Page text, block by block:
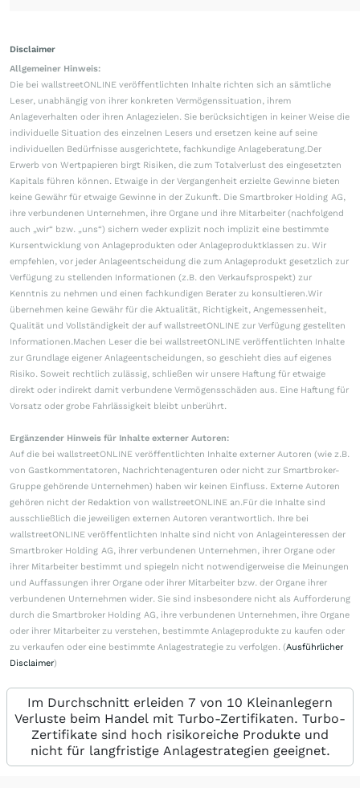
Disclaimer
Allgemeiner Hinweis:
Die bei wallstreetONLINE veröffentlichten Inhalte richten sich an sämtliche
Leser, unabhängig von ihrer konkreten Vermögenssituation, ihrem
Anlageverhalten oder ihren Anlagezielen. Sie berücksichtigen in keiner Weise die
individuelle Situation des einzelnen Lesers und ersetzen keine auf seine
individuellen Bedürfnisse ausgerichtete, fachkundige Anlageberatung.Der
Erwerb von Wertpapieren birgt Risiken, die zum Totalverlust des eingesetzten
Kapitals führen können. Etwaige in der Vergangenheit erzielte Gewinne bieten
keine Gewähr für etwaige Gewinne in der Zukunft. Die Smartbroker Holding AG,
ihre verbundenen Unternehmen, ihre Organe und ihre Mitarbeiter (nachfolgend
auch „wir“ bzw. „uns“) sichern weder explizit noch implizit eine bestimmte
Kursentwicklung von Anlageprodukten oder Anlageproduktklassen zu. Wir
empfehlen, vor jeder Anlageentscheidung die zum Anlageprodukt gesetzlich zur
Verfügung zu stellenden Informationen (z.B. den Verkaufsprospekt) zur
Kenntnis zu nehmen und einen fachkundigen Berater zu konsultieren.Wir
übernehmen keine Gewähr für die Aktualität, Richtigkeit, Angemessenheit,
Qualität und Vollständigkeit der auf wallstreetONLINE zur Verfügung gestellten
Informationen.Machen Leser die bei wallstreetONLINE veröffentlichten Inhalte
zur Grundlage eigener Anlageentscheidungen, so geschieht dies auf eigenes
Risiko. Soweit rechtlich zulässig, schließen wir unsere Haftung für etwaige
direkt oder indirekt damit verbundene Vermögensschäden aus. Eine Haftung für
Vorsatz oder grobe Fahrlässigkeit bleibt unberührt.
Ergänzender Hinweis für Inhalte externer Autoren:
Auf die bei wallstreetONLINE veröffentlichten Inhalte externer Autoren (wie z.B.
von Gastkommentatoren, Nachrichtenagenturen oder nicht zur Smartbroker-
Gruppe gehörende Unternehmen) haben wir keinen Einfluss. Externe Autoren
gehören nicht der Redaktion von wallstreetONLINE an.Für die Inhalte sind
ausschließlich die jeweiligen externen Autoren verantwortlich. Ihre bei
wallstreetONLINE veröffentlichten Inhalte sind nicht von Anlageinteressen der
Smartbroker Holding AG, ihrer verbundenen Unternehmen, ihrer Organe oder
ihrer Mitarbeiter bestimmt und spiegeln nicht notwendigerweise die Meinungen
und Auffassungen ihrer Organe oder ihrer Mitarbeiter bzw. der Organe ihrer
verbundenen Unternehmen wider. Sie sind insbesondere nicht als Aufforderung
durch die Smartbroker Holding AG, ihre verbundenen Unternehmen, ihre Organe
oder ihrer Mitarbeiter zu verstehen, bestimmte Anlageprodukte zu kaufen oder
zu verkaufen oder eine bestimmte Anlagestrategie zu verfolgen. (Ausführlicher
Disclaimer)
Im Durchschnitt erleiden 7 von 10 Kleinanlegern
Verluste beim Handel mit Turbo-Zertifikaten. Turbo-
Zertifikate sind hoch risikoreiche Produkte und
nicht für langfristige Anlagestrategien geeignet.